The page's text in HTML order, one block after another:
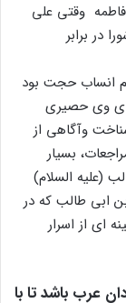
فاطمه وقتی علی
در برابر
انساب حجت بود
وی حصیری
وآگاهی از
بسیار
(علیه السلام)
ابی طالب که در
ای از اسرار
عرب باشد تا با